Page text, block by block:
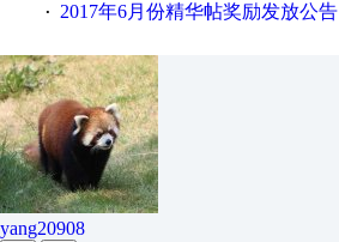
· 2017年6月份精华帖奖励发放公告
yang20908